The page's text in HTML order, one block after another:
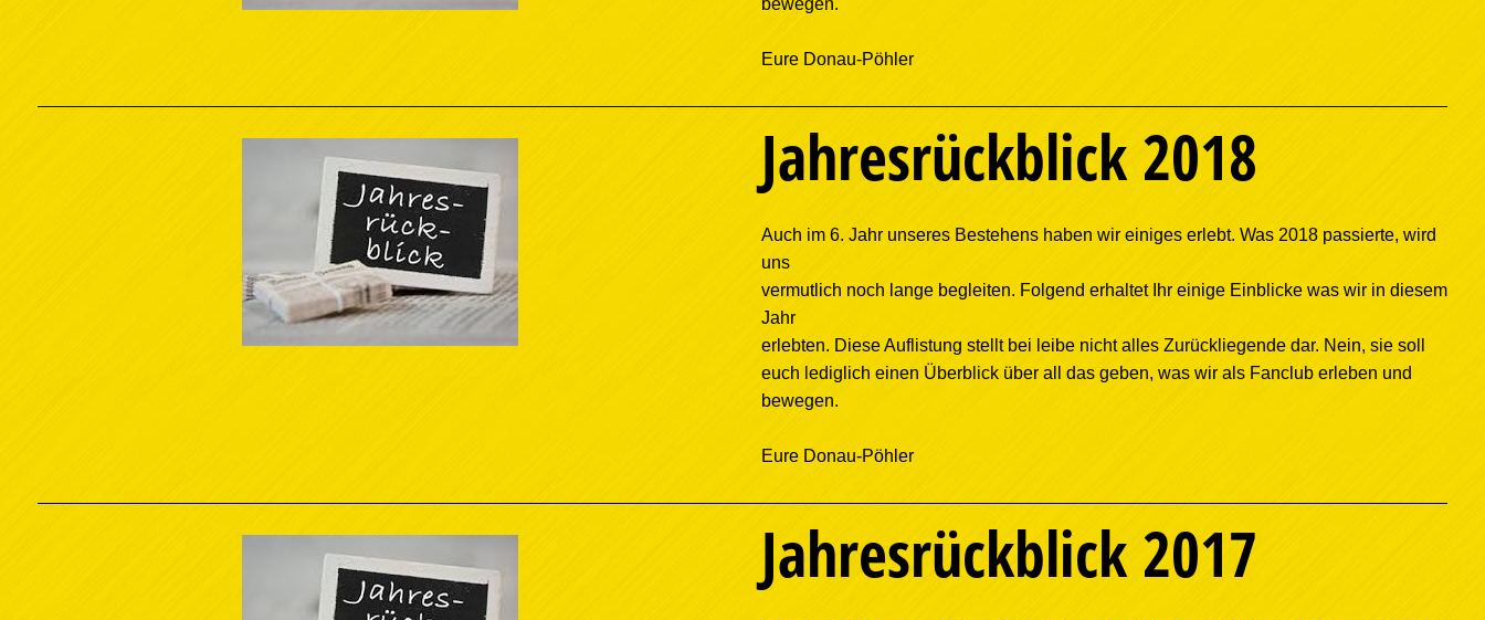
bewegen.
Eure Donau-Pöhler
Jahresrückblick 2018
Auch im 6. Jahr unseres Bestehens haben wir einiges erlebt. Was 2018 passierte, wird
uns
vermutlich noch lange begleiten. Folgend erhaltet Ihr einige Einblicke was wir in diesem
Jahr
erlebten. Diese Auflistung stellt bei leibe nicht alles Zurückliegende dar. Nein, sie soll
euch lediglich einen Überblick über all das geben, was wir als Fanclub erleben und
bewegen.
Eure Donau-Pöhler
Jahresrückblick 2017